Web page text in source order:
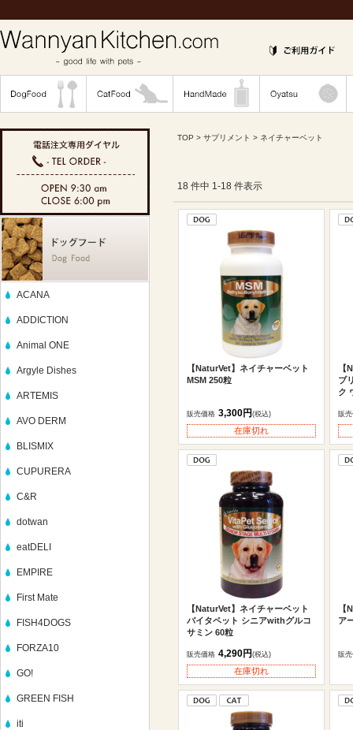
ACANA
ADDICTION
Animal ONE
Argyle Dishes
ARTEMIS
AVO DERM
BLISMIX
CUPURERA
C&R
dotwan
eatDELI
EMPIRE
First Mate
FISH4DOGS
FORZA10
GO!
GREEN FISH
iti
TOP > サプリメント > ネイチャーベット
18 件中 1-18 件表示
【NaturVet】ネイチャーベット
MSM 250粒
販売価格 3,300円(税込)
在庫切れ
【
ブ
ク
販
【NaturVet】ネイチャーベット
バイタペット シニアwithグルコ
サミン 60粒
販売価格 4,290円(税込)
在庫切れ
【
ア
販